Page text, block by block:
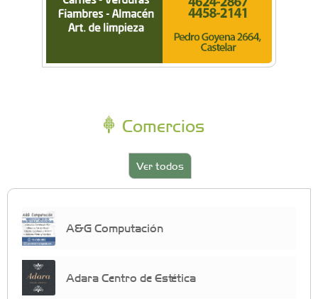
Comercios
Ver todos
A&G Computación
Adara Centro de Estética